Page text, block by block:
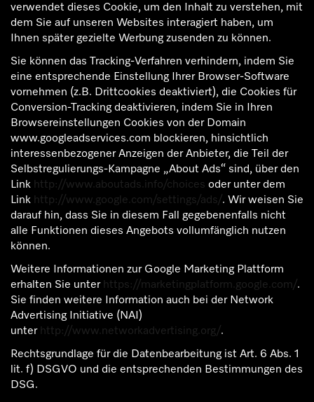
verwendet dieses Cookie, um den Inhalt zu verstehen, mit
dem Sie auf unseren Websites interagiert haben, um
Ihnen später gezielte Werbung zusenden zu können.
Sie können das Tracking-Verfahren verhindern, indem Sie
eine entsprechende Einstellung Ihrer Browser-Software
vornehmen (z.B. Drittcookies deaktiviert), die Cookies für
Conversion-Tracking deaktivieren, indem Sie in Ihren
Browsereinstellungen Cookies von der Domain
www.googleadservices.com blockieren, hinsichtlich
interessenbezogener Anzeigen der Anbieter, die Teil der
Selbstregulierungs-Kampagne „About Ads“ sind, über den
Link http://www.aboutads.info/choices oder unter dem
Link http://www.google.com/settings/ads/. Wir weisen Sie
darauf hin, dass Sie in diesem Fall gegebenenfalls nicht
alle Funktionen dieses Angebots vollumfänglich nutzen
können.
Weitere Informationen zur Google Marketing Plattform
erhalten Sie unter https://marketingplatform.google.com/.
Sie finden weitere Information auch bei der Network
Advertising Initiative (NAI)
unter http://www.networkadvertising.org/.
Rechtsgrundlage für die Datenbearbeitung ist Art. 6 Abs. 1
lit. f) DSGVO und die entsprechenden Bestimmungen des
DSG.